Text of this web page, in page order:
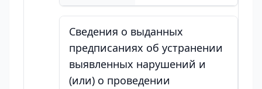
Сведения о выданных
предписаниях об устранении
выявленных нарушений и
(или) о проведении